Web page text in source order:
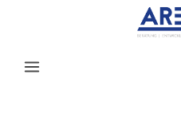
Zum Hauptinhalt springen